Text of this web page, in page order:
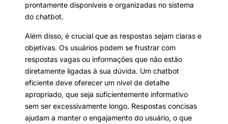
prontamente disponíveis e organizadas no sistema
do chatbot.
Além disso, é crucial que as respostas sejam claras e
objetivas. Os usuários podem se frustrar com
respostas vagas ou informações que não estão
diretamente ligadas à sua dúvida. Um chatbot
eficiente deve oferecer um nível de detalhe
apropriado, que seja suficientemente informativo
sem ser excessivamente longo. Respostas concisas
ajudam a manter o engajamento do usuário, o que